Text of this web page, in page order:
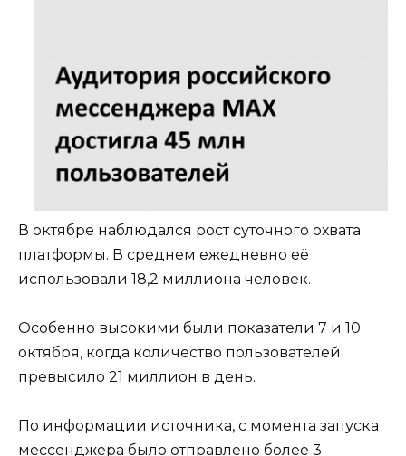
В октябре наблюдался рост суточного охвата
платформы. В среднем ежедневно её
использовали 18,2 миллиона человек.
Особенно высокими были показатели 7 и 10
октября, когда количество пользователей
превысило 21 миллион в день.
По информации источника, с момента запуска
мессенджера было отправлено более 3